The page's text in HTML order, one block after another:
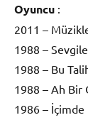
Oyuncu :
2011 –
1988 –
1988 – Bu
1988 – Ah Bir
1986 –